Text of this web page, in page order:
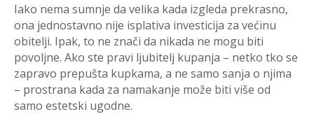
Iako nema sumnje da velika kada izgleda prekrasno,
ona jednostavno nije isplativa investicija za većinu
obitelji. Ipak, to ne znači da nikada ne mogu biti
povoljne. Ako ste pravi ljubitelj kupanja – netko tko se
zapravo prepušta kupkama, a ne samo sanja o njima
– prostrana kada za namakanje može biti više od
samo estetski ugodne.